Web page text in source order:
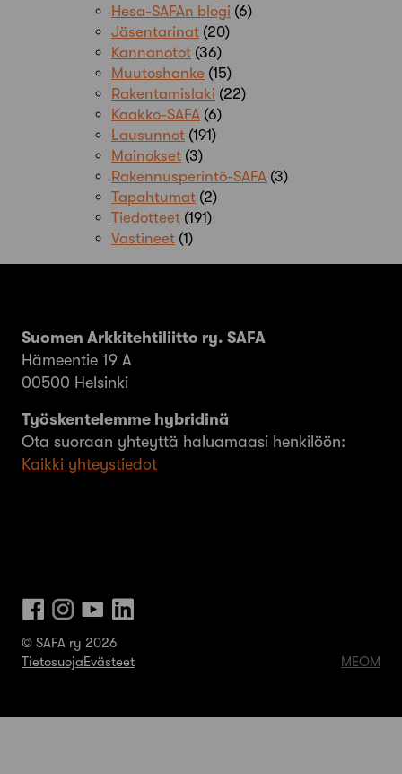
Hesa-SAFAn blogi (6)
Jäsentarinat (20)
Kannanotot (36)
Muutoshanke (15)
Rakentamislaki (22)
Kaakko-SAFA (6)
Lausunnot (191)
Mainokset (3)
Rakennusperintö-SAFA (3)
Tapahtumat (2)
Tiedotteet (191)
Vastineet (1)
Suomen Arkkitehtiliitto ry. SAFA
Hämeentie 19 A
00500 Helsinki
Työskentelemme hybridinä
Ota suoraan yhteyttä haluamaasi henkilöön:
Kaikki yhteystiedot
© SAFA ry 2026
TietosuojaEvästeet MEOM